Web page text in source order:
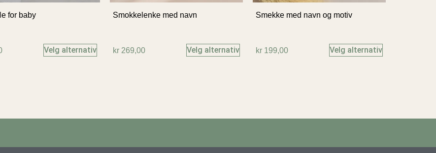
for baby
Velg alternativ
Smokkelenke med navn
kr 269,00 Velg alternativ
Smekke med navn og motiv
kr 199,00 Velg alternativ